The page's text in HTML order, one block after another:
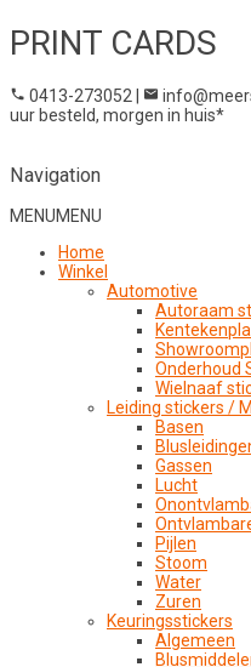
PRINT CARDS
0413-273052 |
uur besteld, morgen in huis*
Navigation
MENUMENU
Home
Winkel
Automotive
Autoraam
Onderhoud
Wielnaaf
Leiding stickers /
Basen
Gassen
Lucht
Pijlen
Stoom
Water
Zuren
Keuringsstickers
Algemeen